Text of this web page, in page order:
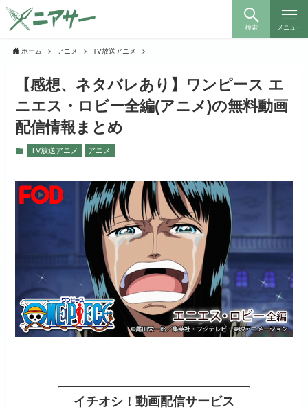
検索 メニュー
ホーム アニメ TV放送アニメ
【感想、ネタバレあり】ワンピース エ
ニエス・ロビー全編(アニメ)の無料動画
配信情報まとめ
TV放送アニメ アニメ
イチオシ！動画配信サービス